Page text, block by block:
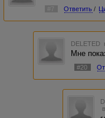
Ответить /
DELETED
Мне
#20